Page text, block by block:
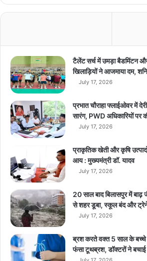
र
,
4
5
2
k
च
ल
ती
5
इ
क्ट्रि
क
का
भा
र
त
टैलेंट सर्च में उमड़ा बैडमिंटन
खिलाड़ियों ने आजमाया दम,
July 17, 2026
प्रभात चौराहा फ्लाईओवर में
सारंग, PWD अधिकारियों पर
July 17, 2026
प्राकृतिक खेती और कृषि
आय : मुख्यमंत्री डॉ. यादव
July 17, 2026
20 साल बाद बिलासपुर में बाढ़
से शहर डूबा, स्कूल बंद और ट्रेनें
July 17, 2026
ब्रश करते वक्त 5 साल के बच्चे
फंसा टूथब्रश, डॉक्टरों ने